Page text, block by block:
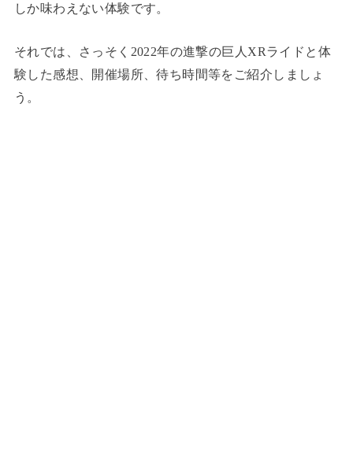
しか味わえない体験です。
それでは、さっそく2022年の進撃の巨人XRライドと体
験した感想、開催場所、待ち時間等をご紹介しましょ
う。